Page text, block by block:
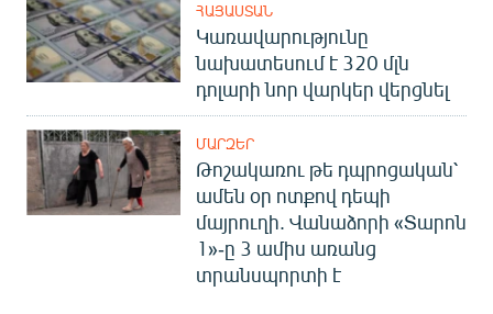
ՀԱՅԱՍՏԱՆ
Կառավարությունը
նախատեսում է 320 մլն
դոլարի նոր վարկեր վերցնել
ՄԱՐԶԵՐ
Թոշակառու թե դպրոցական՝
ամեն օր ոտքով դեպի
մայրուղի. Վանաձորի «Տարոն
1»-ը 3 ամիս առանց
տրանսպորտի է